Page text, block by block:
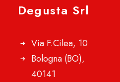
Degusta Srl
Via F.Cilea, 10
Bologna (BO),
40141